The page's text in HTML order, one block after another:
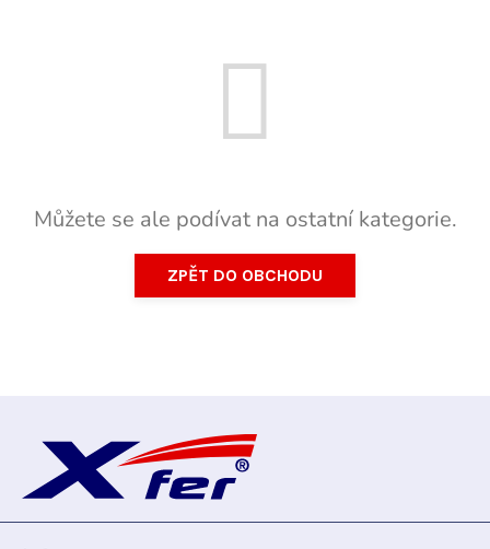
Můžete se ale podívat na ostatní kategorie.
ZPĚT DO OBCHODU
p